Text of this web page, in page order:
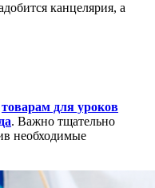
канцелярия, а
товарам для уроков
. Важно тщательно
необходимые